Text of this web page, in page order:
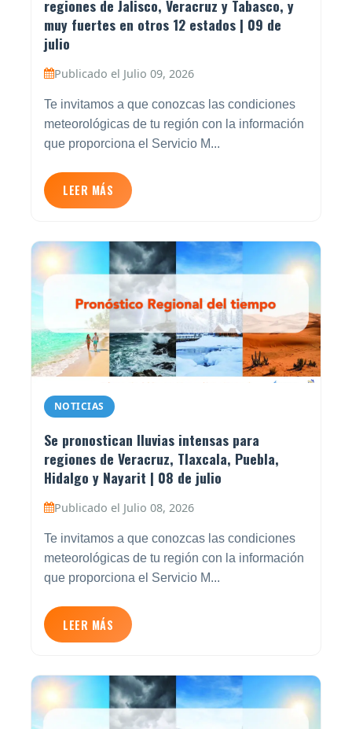
regiones de Jalisco, Veracruz y Tabasco, y
muy fuertes en otros 12 estados | 09 de
julio
Publicado el Julio 09, 2026
Te invitamos a que conozcas las condiciones
meteorológicas de tu región con la información
que proporciona el Servicio M...
LEER MÁS
NOTICIAS
Se pronostican lluvias intensas para
regiones de Veracruz, Tlaxcala, Puebla,
Hidalgo y Nayarit | 08 de julio
Publicado el Julio 08, 2026
Te invitamos a que conozcas las condiciones
meteorológicas de tu región con la información
que proporciona el Servicio M...
LEER MÁS